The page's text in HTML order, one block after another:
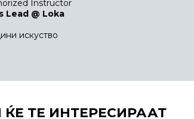
Instructor
Lead @ Loka
искуство
ТЕ ИНТЕРЕСИРААТ